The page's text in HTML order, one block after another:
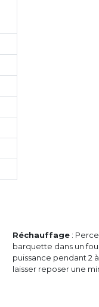
Réchauffage:
barquette dans un
puissance pendant 2
laisser reposer une